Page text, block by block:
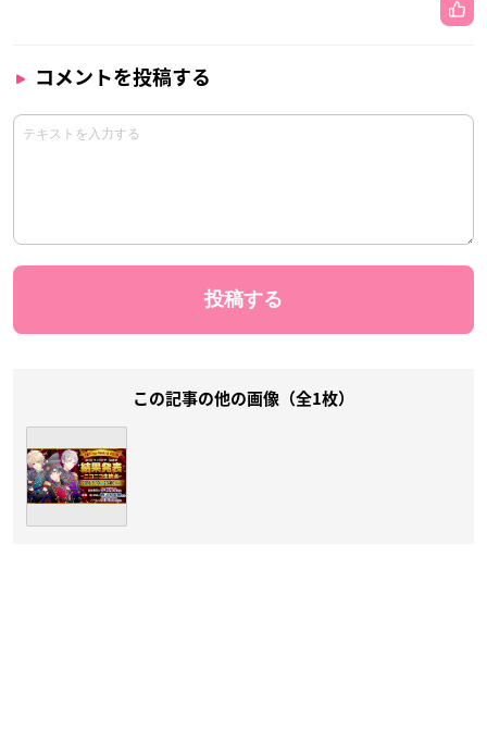
コメントを投稿する
この記事の他の画像（全1枚）